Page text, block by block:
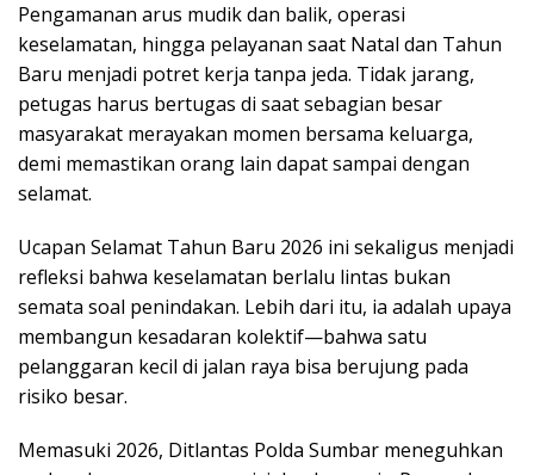
Pengamanan arus mudik dan balik, operasi
keselamatan, hingga pelayanan saat Natal dan Tahun
Baru menjadi potret kerja tanpa jeda. Tidak jarang,
petugas harus bertugas di saat sebagian besar
masyarakat merayakan momen bersama keluarga,
demi memastikan orang lain dapat sampai dengan
selamat.
Ucapan Selamat Tahun Baru 2026 ini sekaligus menjadi
refleksi bahwa keselamatan berlalu lintas bukan
semata soal penindakan. Lebih dari itu, ia adalah upaya
membangun kesadaran kolektif—bahwa satu
pelanggaran kecil di jalan raya bisa berujung pada
risiko besar.
Memasuki 2026, Ditlantas Polda Sumbar meneguhkan